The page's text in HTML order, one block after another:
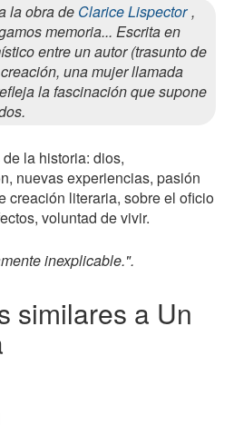
la obra de Clarice Lispector ,
memoria... Escrita en
entre un autor (trasunto de
una mujer llamada
la fascinación que supone
la historia: dios,
nuevas experiencias, pasión
creación literaria, sobre el oficio
voluntad de vivir.
inexplicable.".
similares a Un